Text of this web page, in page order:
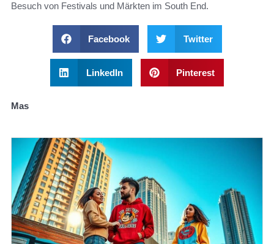
Besuch von Festivals und Märkten im South End.
Facebook Twitter
LinkedIn Pinterest
Mas